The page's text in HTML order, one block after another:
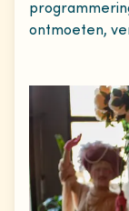
ontmoeten,